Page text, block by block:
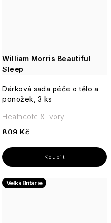
William Morris Beautiful
Sleep
Dárková sada péče o tělo a
ponožek, 3 ks
809 Kč
Heathcote & Ivory
Velká Británie